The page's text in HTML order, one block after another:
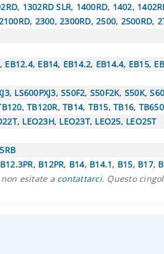
, 1302RD SLR, 1400RD, 1402,
, 2300, 2300RD, 2500, 2500RD,
, EB12.4, EB14, EB14.2, EB14.4, EB15,
, LS600PXJ3, S50F2, S50F2K, S50K,
, TB120R, TB14, TB15, TB16, TB650
, LEO23H, LEO23T, LEO25, LEO25T
B12.3PR, B12PR, B14, B14.1, B15, B17,
esitate a contattarci. Questo